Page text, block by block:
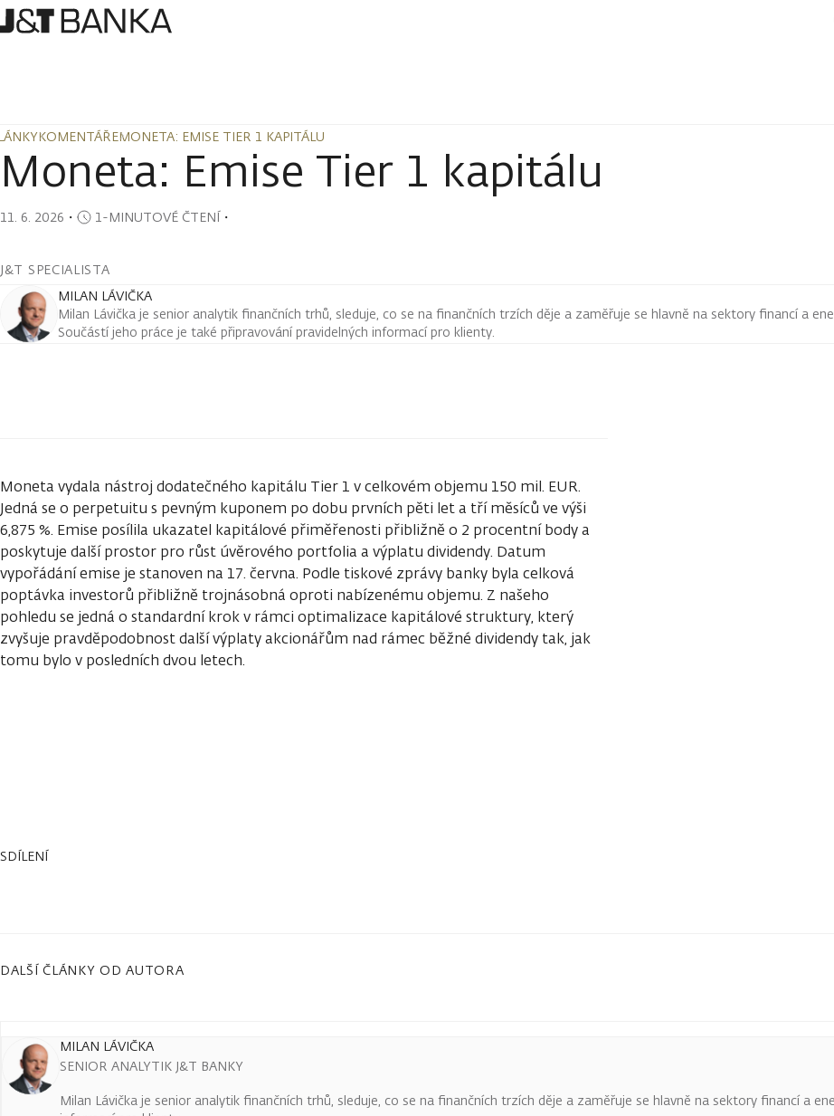
KOMENTÁŘE MONETA: EMISE TIER 1 KAPITÁLU
KOMENTÁŘEMONETA: EMISE TIER 1 KAPITÁLU
Moneta: Emise Tier 1 kapitálu
11. 6. 2026 ・ 1-MINUTOVÉ ČTENÍ・
J&T SPECIALISTA
MILAN LÁVIČKA
Milan Lávička je senior analytik finančních trhů, sleduje, co se na finančních trzích děje a zaměřuje se hlavně na sektory financí a
Součástí jeho práce je také připravování pravidelných informací pro klienty.
Moneta vydala nástroj dodatečného kapitálu Tier 1 v celkovém objemu 150 mil. EUR.
Jedná se o perpetuitu s pevným kuponem po dobu prvních pěti let a tří měsíců ve výši
6,875 %. Emise posílila ukazatel kapitálové přiměřenosti přibližně o 2 procentní body a
poskytuje další prostor pro růst úvěrového portfolia a výplatu dividendy. Datum
vypořádání emise je stanoven na 17. června. Podle tiskové zprávy banky byla celková
poptávka investorů přibližně trojnásobná oproti nabízenému objemu. Z našeho
pohledu se jedná o standardní krok v rámci optimalizace kapitálové struktury, který
zvyšuje pravděpodobnost další výplaty akcionářům nad rámec běžné dividendy tak, jak
tomu bylo v posledních dvou letech.
SDÍLENÍ
DALŠÍ ČLÁNKY OD AUTORA
MILAN LÁVIČKA
SENIOR ANALYTIK J&T BANKY
Milan Lávička je senior analytik finančních trhů, sleduje, co se na finančních trzích děje a zaměřuje se hlavně na sektory financí a